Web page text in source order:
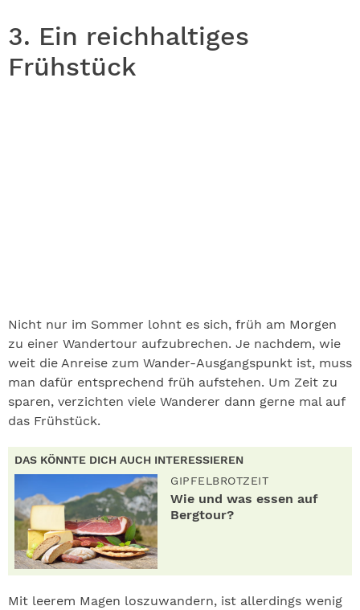
3. Ein reichhaltiges
Frühstück
Nicht nur im Sommer lohnt es sich, früh am Morgen
zu einer Wandertour aufzubrechen. Je nachdem, wie
weit die Anreise zum Wander-Ausgangspunkt ist, muss
man dafür entsprechend früh aufstehen. Um Zeit zu
sparen, verzichten viele Wanderer dann gerne mal auf
das Frühstück.
DAS KÖNNTE DICH AUCH INTERESSIEREN
GIPFELBROTZEIT
Wie und was essen auf
Bergtour?
Mit leerem Magen loszuwandern, ist allerdings wenig